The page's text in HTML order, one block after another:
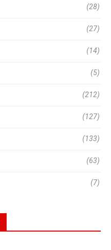
(28)
(27)
(14)
(5)
(212)
(127)
(133)
(63)
(7)